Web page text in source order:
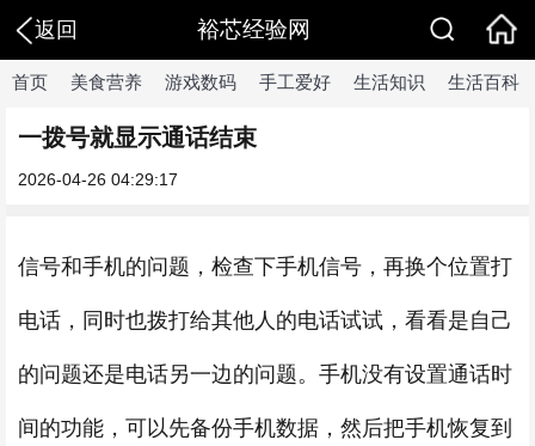
返回 裕芯经验网
首页 美食营养 游戏数码 手工爱好 生活知识 生活百科
一拨号就显示通话结束
2026-04-26 04:29:17
信号和手机的问题，检查下手机信号，再换个位置打
电话，同时也拨打给其他人的电话试试，看看是自己
的问题还是电话另一边的问题。手机没有设置通话时
间的功能，可以先备份手机数据，然后把手机恢复到